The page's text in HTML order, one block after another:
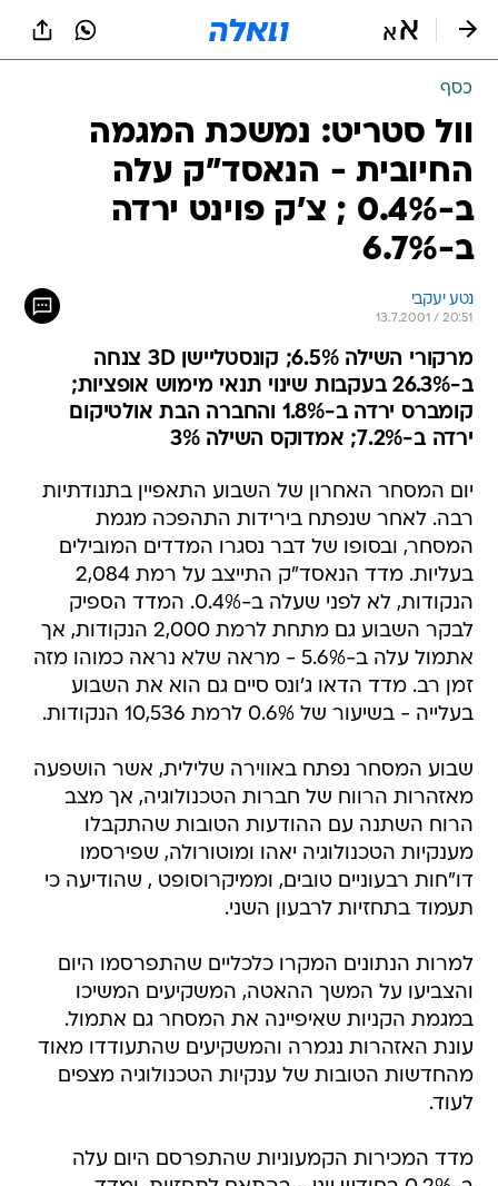
כסף
וול סטריט: נמשכת המגמה
החיובית - הנאסד"ק עלה
ב-0.4% ; צ'ק פוינט ירדה
ב-6.7%
נטע יעקבי
13.7.2001 / 20:51
מרקורי השילה 6.5%; קונסטליישן 3D צנחה
ב-26.3% בעקבות שינוי תנאי מימוש אופציות;
קומברס ירדה ב-1.8% והחברה הבת אולטיקום
ירדה ב-7.2%; אמדוקס השילה 3%
יום המסחר האחרון של השבוע התאפיין בתנודתיות
רבה. לאחר שנפתח בירידות התהפכה מגמת
המסחר, ובסופו של דבר נסגרו המדדים המובילים
בעליות. מדד הנאסד"ק התייצב על רמת 2,084
הנקודות, לא לפני שעלה ב-0.4%. המדד הספיק
לבקר השבוע גם מתחת לרמת 2,000 הנקודות, אך
אתמול עלה ב-5.6% - מראה שלא נראה כמוהו מזה
זמן רב. מדד הדאו ג'ונס סיים גם הוא את השבוע
בעלייה - בשיעור של 0.6% לרמת 10,536 הנקודות.
שבוע המסחר נפתח באווירה שלילית, אשר הושפעה
מאזהרות הרווח של חברות הטכנולוגיה, אך מצב
הרוח השתנה עם ההודעות הטובות שהתקבלו
מענקיות הטכנולוגיה יאהו ומוטורולה, שפירסמו
דו"חות רבעוניים טובים, וממיקרוסופט , שהודיעה כי
תעמוד בתחזיות לרבעון השני.
למרות הנתונים המקרו כלכליים שהתפרסמו היום
והצביעו על המשך ההאטה, המשקיעים המשיכו
במגמת הקניות שאיפיינה את המסחר גם אתמול.
עונת האזהרות נגמרה והמשקיעים שהתעודדו מאוד
מהחדשות הטובות של ענקיות הטכנולוגיה מצפים
לעוד.
מדד המכירות הקמעוניות שהתפרסם היום עלה